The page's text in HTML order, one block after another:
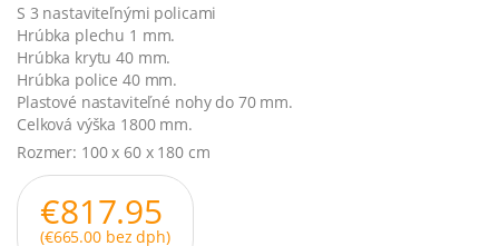
S 3 nastaviteľnými policami
Hrúbka plechu 1 mm.
Hrúbka krytu 40 mm.
Hrúbka police 40 mm.
Plastové nastaviteľné nohy do 70 mm.
Celková výška 1800 mm.
Rozmer: 100 x 60 x 180 cm
€817.95
(€665.00bez dph)